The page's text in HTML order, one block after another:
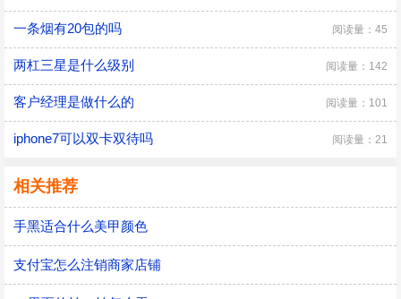
一条烟有20包的吗 阅读量：45
两杠三星是什么级别 阅读量：142
客户经理是做什么的 阅读量：101
iphone7可以双卡双待吗 阅读量：21
相关推荐
手黑适合什么美甲颜色
支付宝怎么注销商家店铺